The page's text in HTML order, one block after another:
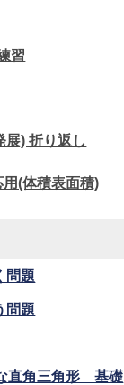
習
展) 折り返し
用(体積表面積)
問題
問題
直角三角形 基礎